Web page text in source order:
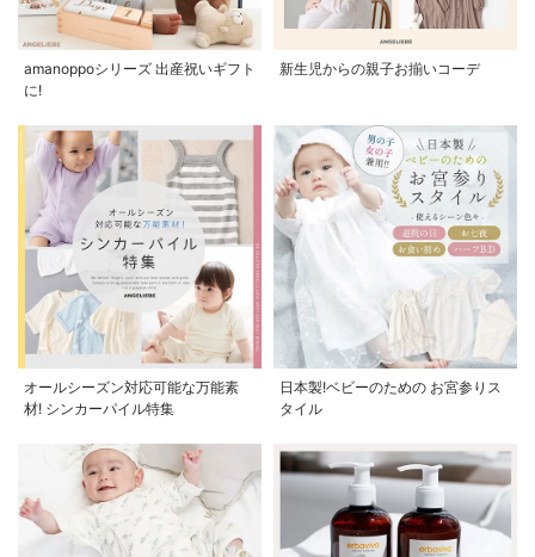
amanoppoシリーズ 出産祝いギフト
に!
新生児からの親子お揃いコーデ
オールシーズン対応可能な万能素
材! シンカーパイル特集
日本製!ベビーのための お宮参りス
タイル